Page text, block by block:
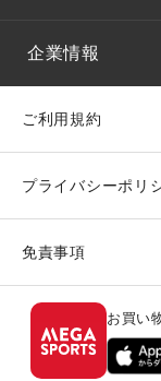
企業情報
ご利用規約
プライバシーポリ
免責事項
お買い